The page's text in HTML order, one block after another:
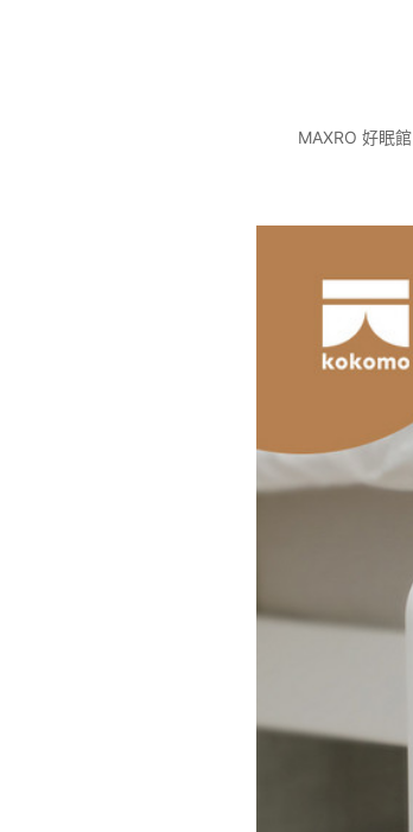
MAXRO 好眠館